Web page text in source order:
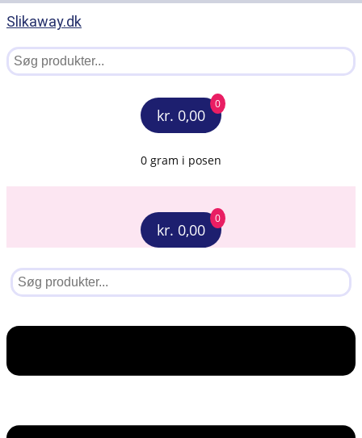
Slikaway.dk
kr. 0,00
0
0 gram i posen
kr. 0,00
0